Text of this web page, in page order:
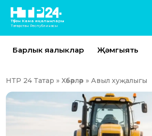
Түбән Кама яңалыклары
Татарстан Республикасы
Барлык яңалыклар Җәмгыять
НТР 24 Татар » Хәбәрләр » Авыл хуҗалыгы